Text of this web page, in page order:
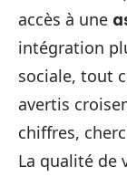
accès à une
intégration
sociale, tout
avertis
chiffres,
La qualité de